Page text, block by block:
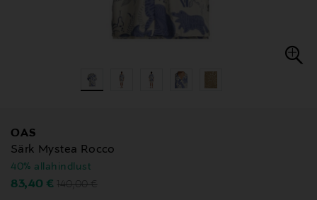
OAS
Särk Mystea Rocco
40% allahindlust
Discounted Price
83,40 € Original Price
140,00 €